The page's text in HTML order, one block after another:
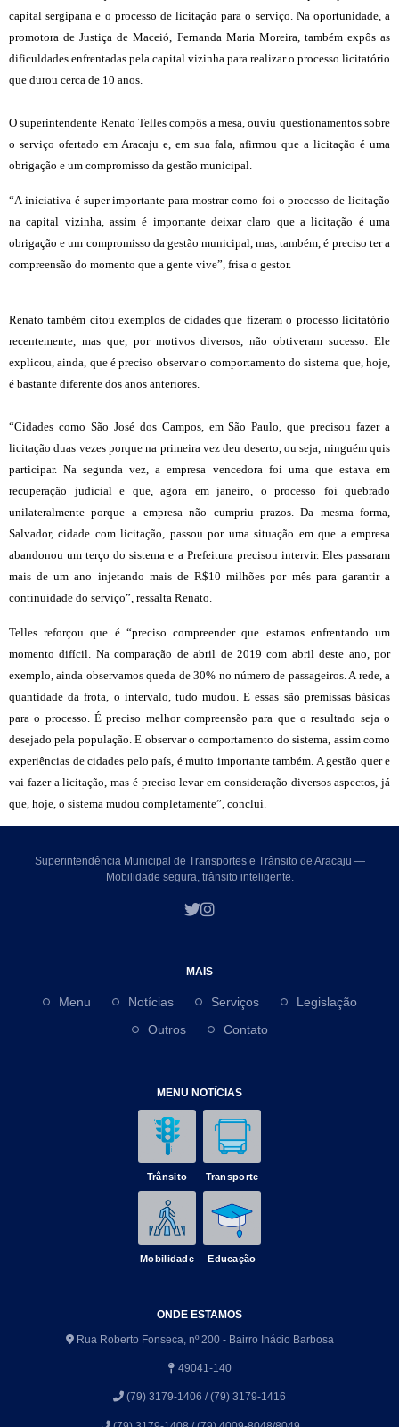
capital sergipana e o processo de licitação para o serviço. Na oportunidade, a
promotora de Justiça de Maceió, Fernanda Maria Moreira, também expôs as
dificuldades enfrentadas pela capital vizinha para realizar o processo licitatório
que durou cerca de 10 anos.
O superintendente Renato Telles compôs a mesa, ouviu questionamentos sobre
o serviço ofertado em Aracaju e, em sua fala, afirmou que a licitação é uma
obrigação e um compromisso da gestão municipal.
“A iniciativa é super importante para mostrar como foi o processo de licitação
na capital vizinha, assim é importante deixar claro que a licitação é uma
obrigação e um compromisso da gestão municipal, mas, também, é preciso ter a
compreensão do momento que a gente vive”, frisa o gestor.
Renato também citou exemplos de cidades que fizeram o processo licitatório
recentemente, mas que, por motivos diversos, não obtiveram sucesso. Ele
explicou, ainda, que é preciso observar o comportamento do sistema que, hoje,
é bastante diferente dos anos anteriores.
“Cidades como São José dos Campos, em São Paulo, que precisou fazer a
licitação duas vezes porque na primeira vez deu deserto, ou seja, ninguém quis
participar. Na segunda vez, a empresa vencedora foi uma que estava em
recuperação judicial e que, agora em janeiro, o processo foi quebrado
unilateralmente porque a empresa não cumpriu prazos. Da mesma forma,
Salvador, cidade com licitação, passou por uma situação em que a empresa
abandonou um terço do sistema e a Prefeitura precisou intervir. Eles passaram
mais de um ano injetando mais de R$10 milhões por mês para garantir a
continuidade do serviço”, ressalta Renato.
Telles reforçou que é “preciso compreender que estamos enfrentando um
momento difícil. Na comparação de abril de 2019 com abril deste ano, por
exemplo, ainda observamos queda de 30% no número de passageiros. A rede, a
quantidade da frota, o intervalo, tudo mudou. E essas são premissas básicas
para o processo. É preciso melhor compreensão para que o resultado seja o
desejado pela população. E observar o comportamento do sistema, assim como
experiências de cidades pelo país, é muito importante também. A gestão quer e
vai fazer a licitação, mas é preciso levar em consideração diversos aspectos, já
que, hoje, o sistema mudou completamente”, conclui.
Superintendência Municipal de Transportes e Trânsito de Aracaju —
Mobilidade segura, trânsito inteligente.
MAIS
Menu Notícias Serviços
Legislação
Outros
Contato
MENU NOTÍCIAS
Trânsito Transporte
Mobilidade Educação
ONDE ESTAMOS
Rua Roberto Fonseca, nº 200 - Bairro Inácio Barbosa
49041-140
(79) 3179-1406 / (79) 3179-1416